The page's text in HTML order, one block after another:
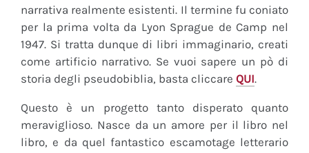
narrativa realmente esistenti. Il termine fu coniato
per la prima volta da Lyon Sprague de Camp nel
1947. Si tratta dunque di libri immaginario, creati
come artificio narrativo. Se vuoi sapere un pò di
storia degli pseudobiblia, basta cliccare QUI.
Questo è un progetto tanto disperato quanto
meraviglioso. Nasce da un amore per il libro nel
libro, e da quel fantastico escamotage letterario